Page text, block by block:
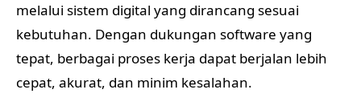
melalui sistem digital yang dirancang sesuai
kebutuhan. Dengan dukungan software yang
tepat, berbagai proses kerja dapat berjalan lebih
cepat, akurat, dan minim kesalahan.